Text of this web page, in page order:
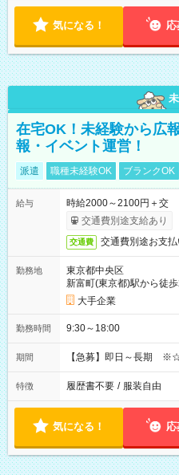
気になる！ 応
在宅OK！未経験から広
報・イベント運営！
派遣 職種未経験OK ブランクOK
給与
時給2000～2100円＋交
交通費別途支給あり
交通費 交通費別途お支
勤務地
東京都中央区
新富町(東京都)駅から徒
大手企業
勤務時間 9:30～18:00
期間 【急募】即日～長期
特徴 履歴書不要 / 服装自由
気になる！ 応